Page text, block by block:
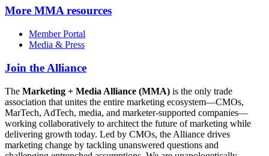
More MMA resources
Member Portal
Media & Press
Join the Alliance
The Marketing + Media Alliance (MMA) is the only trade
association that unites the entire marketing ecosystem—CMOs,
MarTech, AdTech, media, and marketer-supported companies—
working collaboratively to architect the future of marketing while
delivering growth today. Led by CMOs, the Alliance drives
marketing change by tackling unanswered questions and